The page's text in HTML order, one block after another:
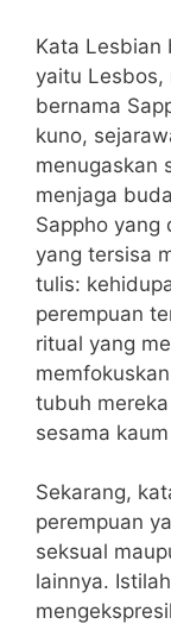
Kata Lesbian
yaitu Lesbos,
bernama
kuno,
menugaskan
menjaga
Sappho yang
yang tersisa
tulis:
perempuan
ritual yang
tubuh
sesama kaum
Sekarang,
perempuan
seksual
lainnya.